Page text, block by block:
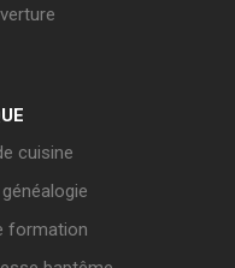
cuisine
formation